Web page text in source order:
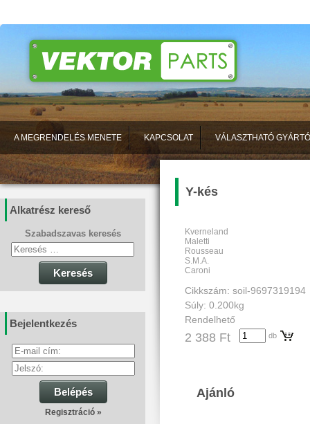
A MEGRENDELÉS MENETE KAPCSOLAT VÁLASZTHATÓ
Alkatrész kereső
Szabadszavas keresés
Keresés
Bejelentkezés
Belépés
Regisztráció »
Y-kés
Kverneland
Maletti
Rousseau
S.M.A.
Caroni
Cikkszám: soil-9697319194
Súly: 0.200kg
Rendelhető
2 388 Ft db
Ajánló